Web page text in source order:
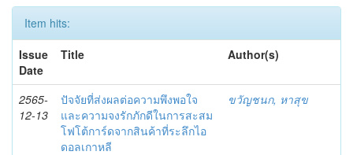
Item hits:
Issue
Date
Title Author(s)
2565-
12-13
ปัจจัยที่ส่งผลต่อความพึงพอใจ
และความจงรักภักดีในการสะสม
โฟโต้การ์ดจากสินค้าที่ระลึกไอ
ดอลเกาหลี
ขวัญชนก, หาสุข